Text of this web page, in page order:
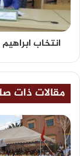
انتخاب
مقالات ذات